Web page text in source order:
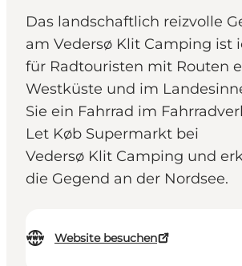
Das landschaftlich reizvolle
am Vedersø Klit Camping ist
für Radtouristen mit Routen
Westküste und im
Sie ein Fahrrad im
Let Køb Supermarkt bei
Vedersø Klit Camping und
die Gegend an der Nordsee.
Website besuchen